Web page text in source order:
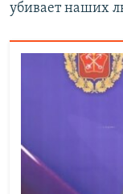
убивает наших